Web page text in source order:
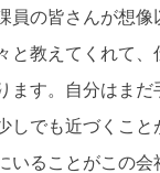
員の皆さんが想像
と教えてくれて、
ます。自分はま
しでも近づくこ
ることがこの会